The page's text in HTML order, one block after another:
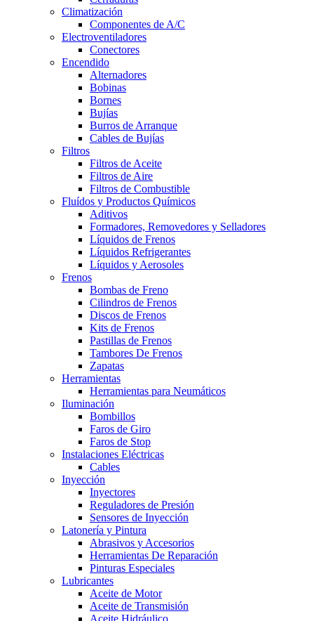
Climatización
Componentes de A/C
Electroventiladores
Conectores
Encendido
Alternadores
Bobinas
Bornes
Bujías
Burros de Arranque
Cables de Bujías
Filtros
Filtros de Aceite
Filtros de Aire
Filtros de Combustible
Fluídos y Productos Químicos
Aditivos
Formadores, Removedores y Selladores
Líquidos de Frenos
Líquidos Refrigerantes
Líquidos y Aerosoles
Frenos
Bombas de Freno
Cilindros de Frenos
Discos de Frenos
Kits de Frenos
Pastillas de Frenos
Tambores De Frenos
Zapatas
Herramientas
Herramientas para Neumáticos
Iluminación
Bombillos
Faros de Giro
Faros de Stop
Instalaciones Eléctricas
Cables
Inyección
Inyectores
Reguladores de Presión
Sensores de Inyección
Latonería y Pintura
Abrasivos y Accesorios
Herramientas De Reparación
Pinturas Especiales
Lubricantes
Aceite de Motor
Aceite de Transmisión
Aceite Hidráulico